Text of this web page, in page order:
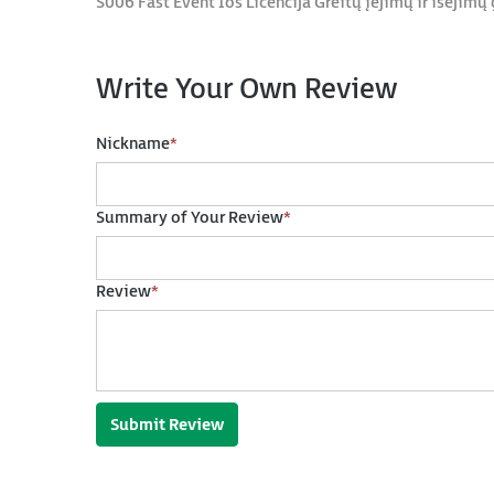
Write Your Own Review
*
Nickname
*
Summary of Your Review
*
Review
Submit Review